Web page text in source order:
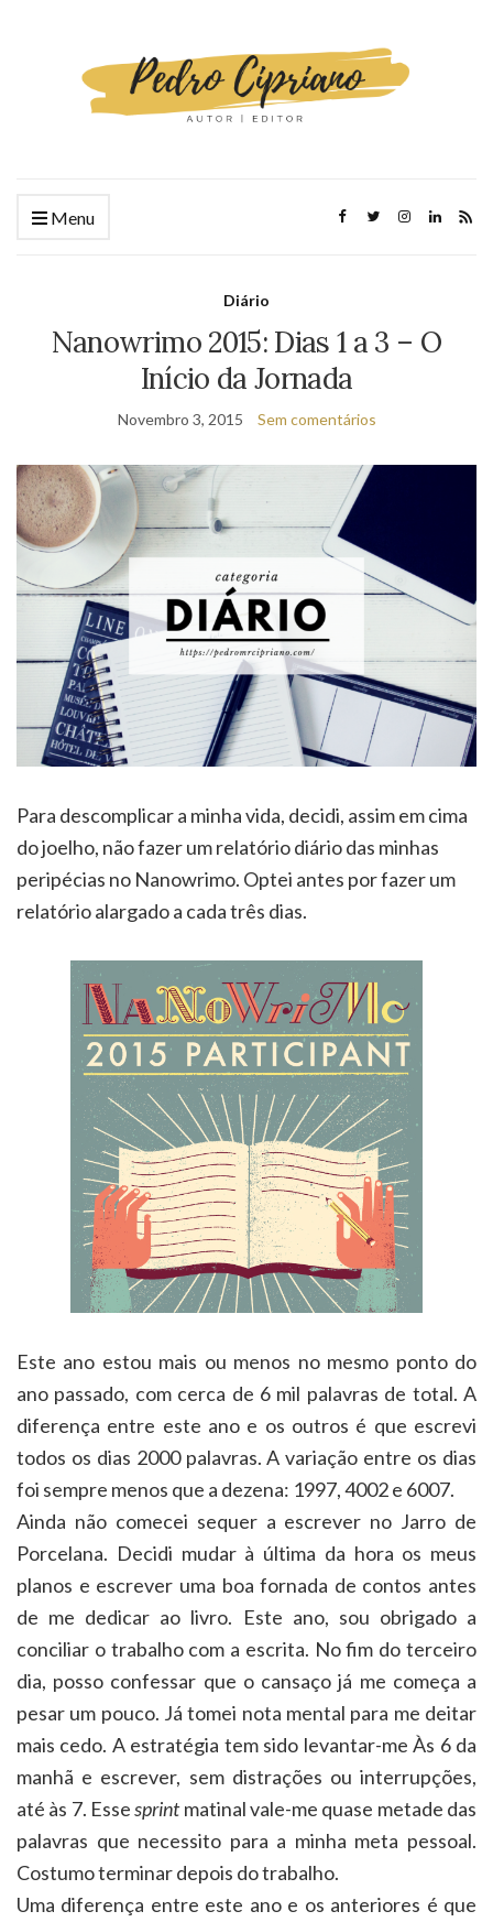
Menu
Diário
Nanowrimo 2015: Dias 1 a 3 – O
Início da Jornada
Novembro 3, 2015 Sem comentários
Para descomplicar a minha vida, decidi, assim em cima
do joelho, não fazer um relatório diário das minhas
peripécias no Nanowrimo. Optei antes por fazer um
relatório alargado a cada três dias.
Este ano estou mais ou menos no mesmo ponto do
ano passado, com cerca de 6 mil palavras de total. A
diferença entre este ano e os outros é que escrevi
todos os dias 2000 palavras. A variação entre os dias
foi sempre menos que a dezena: 1997, 4002 e 6007.
Ainda não comecei sequer a escrever no Jarro de
Porcelana. Decidi mudar à última da hora os meus
planos e escrever uma boa fornada de contos antes
de me dedicar ao livro. Este ano, sou obrigado a
conciliar o trabalho com a escrita. No fim do terceiro
dia, posso confessar que o cansaço já me começa a
pesar um pouco. Já tomei nota mental para me deitar
mais cedo. A estratégia tem sido levantar-me Às 6 da
manhã e escrever, sem distrações ou interrupções,
até às 7. Essesprintmatinal vale-me quase metade das
palavras que necessito para a minha meta pessoal.
Costumo terminar depois do trabalho.
Uma diferença entre este ano e os anteriores é que